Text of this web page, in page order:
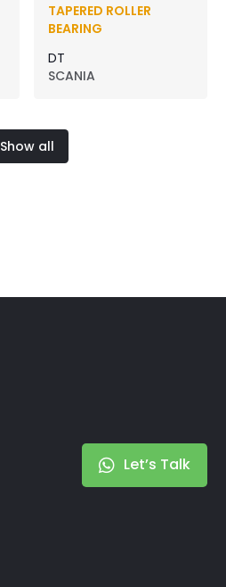
TAPERED ROLLER
BEARING
DT
SCANIA
Show all
Let’s Talk